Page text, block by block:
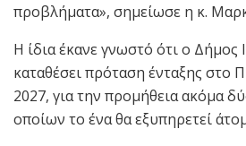
προβλήματα», σημείωσε η κ.
Η ίδια έκανε γνωστό ότι ο Δήμος
καταθέσει πρόταση ένταξης στο
2027, για την προμήθεια ακόμα
οποίων το ένα θα εξυπηρετεί